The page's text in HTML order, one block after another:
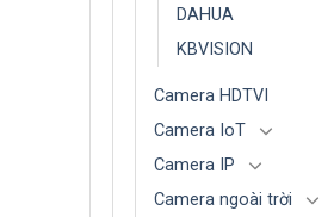
DAHUA
KBVISION
Camera HDTVI
Camera IoT
Camera IP
Camera ngoài trời